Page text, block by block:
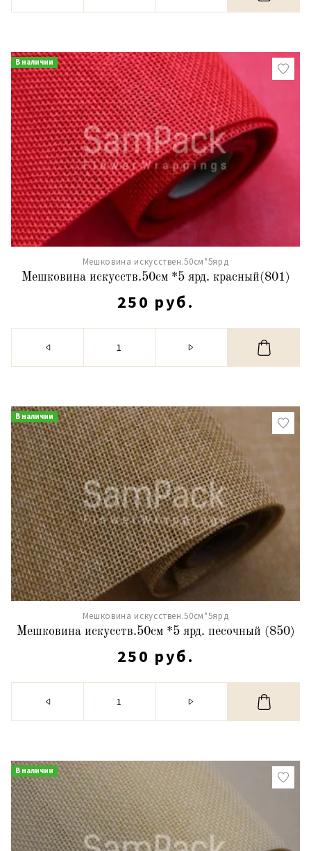
В наличии
Мешковина искусствен.50см*5ярд
Мешковина искусств.50см *5 ярд. красный(801)
250 руб.
В наличии
Мешковина искусствен.50см*5ярд
Мешковина искусств.50см *5 ярд. песочный (850)
250 руб.
В наличии